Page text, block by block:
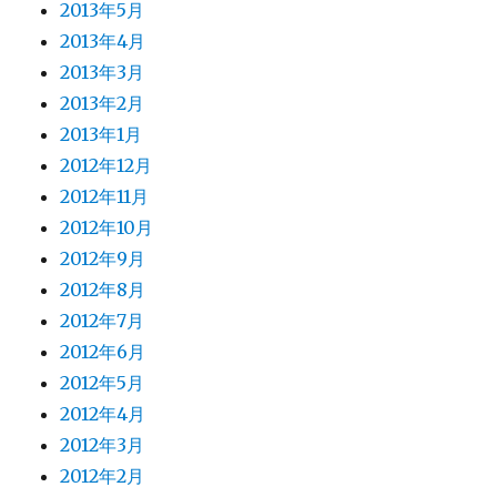
2013年5月
2013年4月
2013年3月
2013年2月
2013年1月
2012年12月
2012年11月
2012年10月
2012年9月
2012年8月
2012年7月
2012年6月
2012年5月
2012年4月
2012年3月
2012年2月